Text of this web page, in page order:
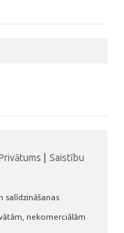
Saistību
salīdzināšanas
nekomerciālām